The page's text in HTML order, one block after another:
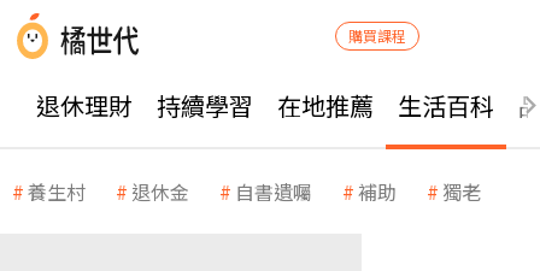
購買課程
退休理財 持續學習 在地推薦 生活百科
養生村 退休金 自書遺囑 補助 獨老